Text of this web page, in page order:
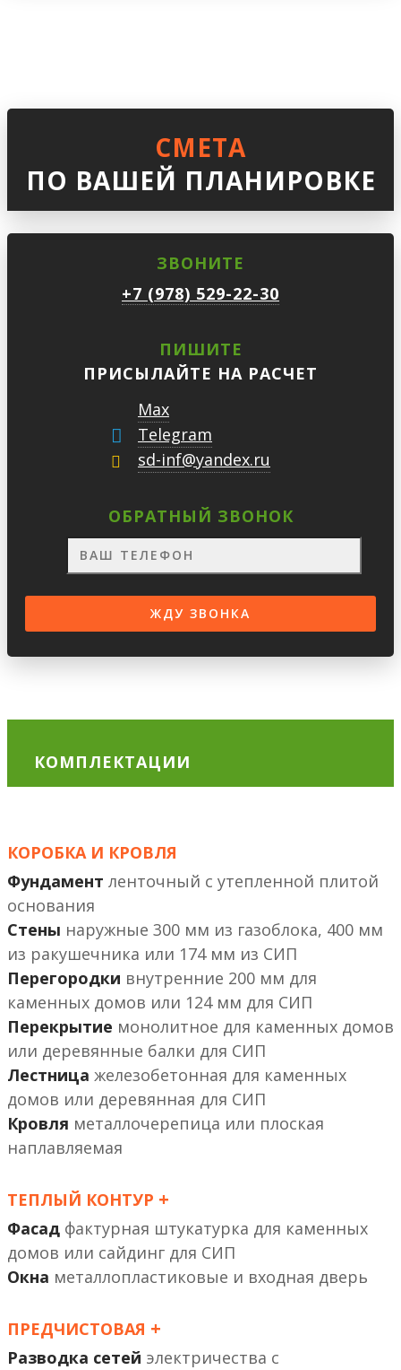
СМЕТА
ПО ВАШЕЙ ПЛАНИРОВКЕ
ЗВОНИТЕ
+7 (978) 529-22-30
ПИШИТЕ
ПРИСЫЛАЙТЕ НА РАСЧЕТ
Max
Telegram
sd-inf@yandex.ru
ОБРАТНЫЙ ЗВОНОК
КОМПЛЕКТАЦИИ
КОРОБКА И КРОВЛЯ
Фундамент ленточный с утепленной плитой
основания
Стены наружные 300 мм из газоблока, 400 мм
из ракушечника или 174 мм из СИП
Перегородки внутренние 200 мм
или 124 мм
Перекрытие монолитное
или деревянные балки
Лестница железобетонная
или деревянная
Кровля металлочерепица или плоская
наплавляемая
ТЕПЛЫЙ КОНТУР +
Фасад фактурная штукатурка
или сайдинг
Окна металлопластиковые и входная дверь
ПРЕДЧИСТОВАЯ +
Разводка сетей электричества с